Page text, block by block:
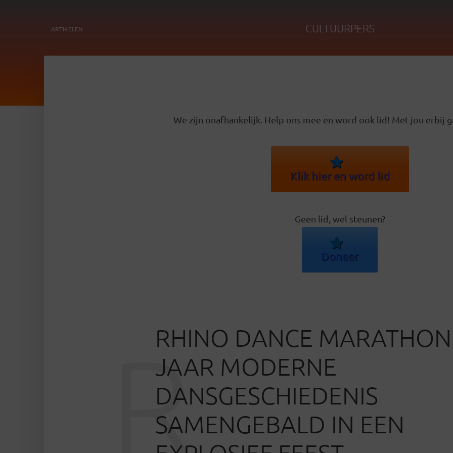
ARTIKELEN CULTUURPERS
We zijn onafhankelijk. Help ons mee en word ook lid! Met jou erbij
Klik hier en word lid
Geen lid, wel steunen?
Doneer
RHINO DANCE
JAAR MODERNE
DANSGESCHIEDENIS
SAMENGEBALD IN EEN
R